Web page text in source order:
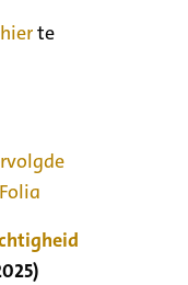
hierte